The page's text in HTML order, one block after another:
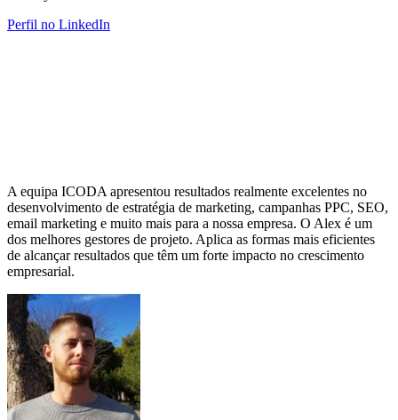
Perfil no LinkedIn
A equipa ICODA apresentou resultados realmente excelentes no
desenvolvimento de estratégia de marketing, campanhas PPC, SEO,
email marketing e muito mais para a nossa empresa. O Alex é um
dos melhores gestores de projeto. Aplica as formas mais eficientes
de alcançar resultados que têm um forte impacto no crescimento
empresarial.